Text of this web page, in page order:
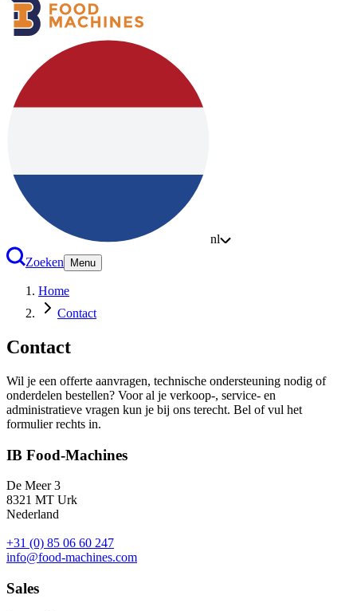
nl
Zoeken
Menu
Home
Contact
Contact
Wil je een offerte aanvragen, technische ondersteuning nodig of
onderdelen bestellen? Voor al je verkoop-, service- en
administratieve vragen kun je bij ons terecht. Bel of vul het
formulier rechts in.
IB Food-Machines
De Meer 3
8321 MT Urk
Nederland
+31 (0) 85 06 60 247
info@food-machines.com
Sales